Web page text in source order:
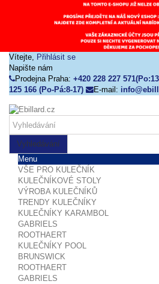
Vítejte, Přihlásit se
Napište nám
Prodejna Praha: +420 228 227
125 166 (Po-Pá:8-17)
E-mail:
Vyhledávání
Menu
VŠE PRO KULEČNÍK
KULEČNÍKOVÉ STOLY
VÝROBA KULEČNÍKŮ
TRENDY KULEČNÍKY
KULEČNÍKY KARAMBOL
GABRIELS
ROOTHAERT
KULEČNÍKY POOL
BRUNSWICK
ROOTHAERT
GABRIELS